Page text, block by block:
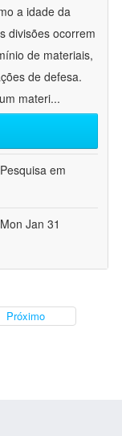
a idade da
divisões ocorrem
de materiais,
de defesa.
materi...
em
Jan 31
Próximo